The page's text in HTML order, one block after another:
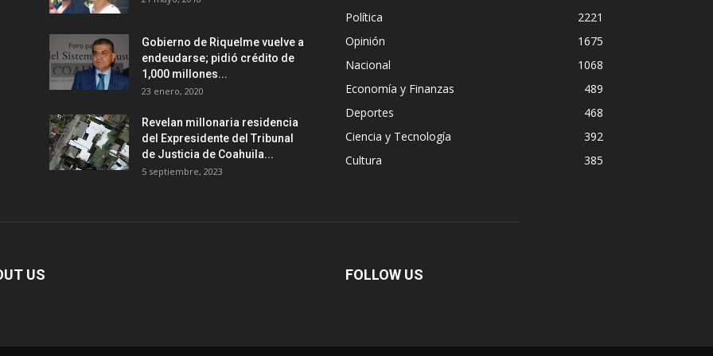
Gobierno de Riquelme vuelve a
endeudarse; pidió crédito de
1,000 millones...
23 enero, 2020
Revelan millonaria residencia
del Expresidente del Tribunal
de Justicia de Coahuila...
5 septiembre, 2023
Política
2221
Opinión
1675
Nacional
1068
Economía y Finanzas
489
Deportes
468
Ciencia y Tecnología
392
Cultura
385
US FOLLOW US